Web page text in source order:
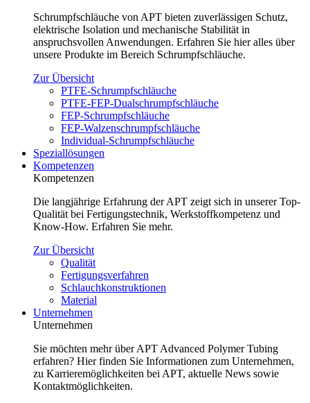
Schrumpfschläuche von APT bieten zuverlässigen Schutz,
elektrische Isolation und mechanische Stabilität in
anspruchsvollen Anwendungen. Erfahren Sie hier alles über
unsere Produkte im Bereich Schrumpfschläuche.
Zur Übersicht
PTFE-Schrumpfschläuche
PTFE-FEP-Dualschrumpfschläuche
FEP-Schrumpfschläuche
FEP-Walzenschrumpfschläuche
Individual-Schrumpfschläuche
Speziallösungen
Kompetenzen
Kompetenzen
Die langjährige Erfahrung der APT zeigt sich in unserer Top-
Qualität bei Fertigungstechnik, Werkstoffkompetenz und
Know-How. Erfahren Sie mehr.
Zur Übersicht
Qualität
Fertigungsverfahren
Schlauchkonstruktionen
Material
Unternehmen
Unternehmen
Sie möchten mehr über APT Advanced Polymer Tubing
erfahren? Hier finden Sie Informationen zum Unternehmen,
zu Karrieremöglichkeiten bei APT, aktuelle News sowie
Kontaktmöglichkeiten.